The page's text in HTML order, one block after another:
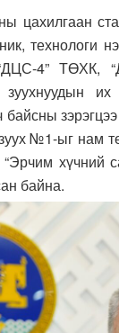
цахилгаан
технологи
4” ТӨХК,
их
байсны
№1-ыг нам
хүчний
байна.